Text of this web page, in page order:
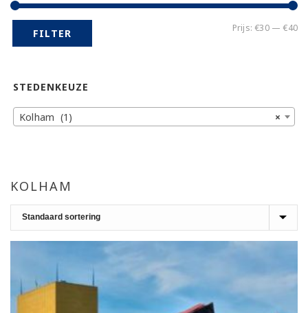
KOLHAM
FILTER Prijs:€30—€40
STEDENKEUZE
×
Kolham (1)